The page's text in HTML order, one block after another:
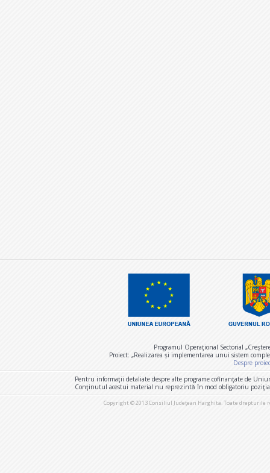
Programul Operaţional Sectorial
Proiect: „Realizarea și implementarea unui sistem
Despre
Pentru informaţii detaliate despre alte programe cofinanţate de
Conţinutul acestui material nu reprezintă în mod obligatoriu
Copyright © 2013 Consiliul Judeţean Harghita. Toate drepturile